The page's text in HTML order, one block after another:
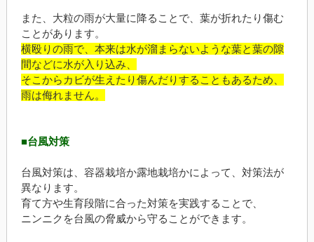
また、大粒の雨が大量に降ることで、葉が折れたり傷む
ことがあります。
横殴りの雨で、本来は水が溜まらないような葉と葉の隙
間などに水が入り込み、
そこからカビが生えたり傷んだりすることもあるため、
雨は侮れません。
■台風対策
台風対策は、容器栽培か露地栽培かによって、対策法が
異なります。
育て方や生育段階に合った対策を実践することで、
ニンニクを台風の脅威から守ることができます。